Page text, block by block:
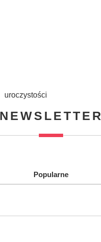
NEWSLETTER
Popularne